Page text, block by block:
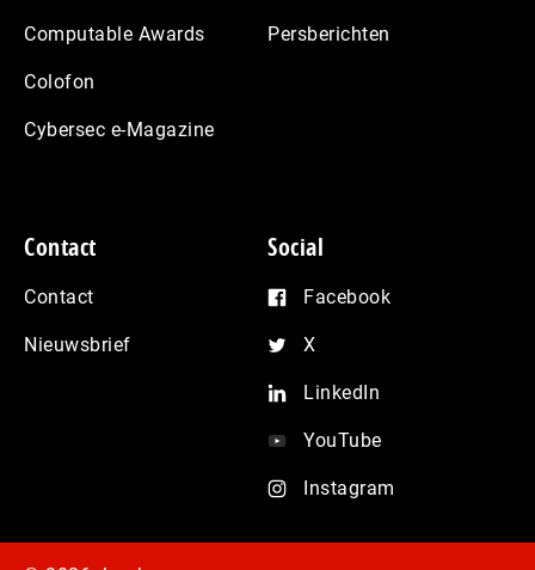
Computable Awards
Colofon
Cybersec e-Magazine
Persberichten
Contact
Contact
Nieuwsbrief
Social
Facebook
X
LinkedIn
YouTube
Instagram